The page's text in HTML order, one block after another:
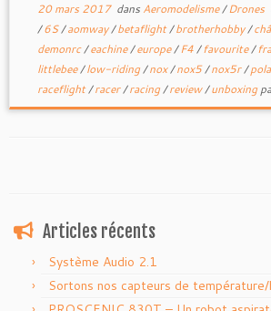
20 mars 2017dans Aeromodelisme/Drones
/6S/aomway/betaflight/brotherhobby/
demonrc/eachine/europe/F4/favourite/
littlebee/low-riding/nox/nox5/nox5r/
raceflight/racer/racing/review/unboxing
Articles récents
Système Audio 2.1
Sortons nos capteurs de